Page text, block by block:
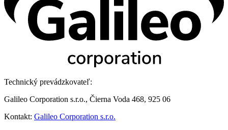
Technický prevádzkovateľ:
Galileo Corporation s.r.o., Čierna Voda 468, 925 06
Kontakt: Galileo Corporation s.r.o.